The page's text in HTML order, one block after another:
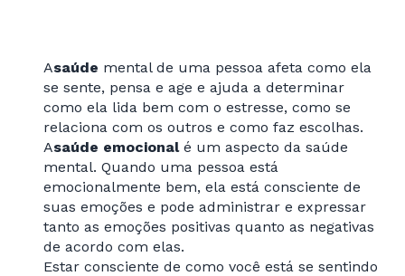
Asaúde mental de uma pessoa afeta como ela
se sente, pensa e age e ajuda a determinar
como ela lida bem com o estresse, como se
relaciona com os outros e como faz escolhas.
Asaúde emocional é um aspecto da saúde
mental. Quando uma pessoa está
emocionalmente bem, ela está consciente de
suas emoções e pode administrar e expressar
tanto as emoções positivas quanto as negativas
de acordo com elas.
Estar consciente de como você está se sentindo